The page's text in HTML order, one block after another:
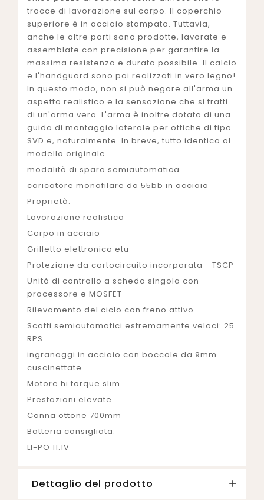
tracce di lavorazione sul corpo. Il coperchio
superiore è in acciaio stampato. Tuttavia,
anche le altre parti sono prodotte, lavorate e
assemblate con precisione per garantire la
massima resistenza e durata possibile. Il calcio
e l'handguard sono poi realizzati in vero legno!
In questo modo, non si può negare all'arma un
aspetto realistico e la sensazione che si tratti
di un'arma vera. L'arma è inoltre dotata di una
guida di montaggio laterale per ottiche di tipo
SVD e, naturalmente. In breve, tutto identico al
modello originale.
modalità di sparo semiautomatica
caricatore monofilare da 55bb in acciaio
Proprietà:
Lavorazione realistica
Corpo in acciaio
Grilletto elettronico etu
Protezione da cortocircuito incorporata - TSCP
Unità di controllo a scheda singola con
processore e MOSFET
Rilevamento del ciclo con freno attivo
Scatti semiautomatici estremamente veloci: 25
RPS
ingranaggi in acciaio con boccole da 9mm
cuscinettate
Motore hi torque slim
Prestazioni elevate
Canna ottone 700mm
Batteria consigliata:
LI-PO 11.1V
Dettaglio del prodotto